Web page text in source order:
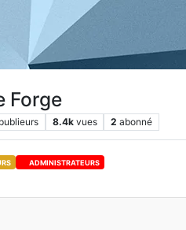
Forge
publieurs 8.4k vues 2 abonné
ADMINISTRATEURS